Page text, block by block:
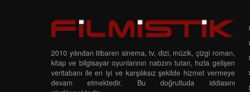
2010 yılından itibaren sinema, tv, dizi, müzik, çizgi roman,
kitap ve bilgisayar oyunlarının nabzını tutan, hızla gelişen
veritabanı ile en iyi ve karşılıksız şekilde hizmet vermeye
devam etmektedir. Bu doğrultuda iddiasını